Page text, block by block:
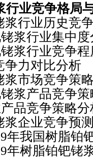
行业竞争格局
行业历史竞
行业集中度
行业竞争程
力对比分析
市场竞争策
产品竞争策
竞争策略分
企业竞争预
国树脂铂钯
脂铂钯铑浆